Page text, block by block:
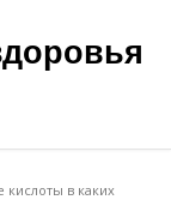
в каких